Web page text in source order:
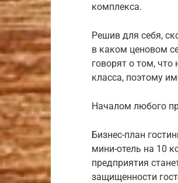
комплекса.
Решив для себя,
в каком ценовом
говорят о том,
класса, поэтому
Началом любого
Бизнес-план
мини-отель на 10
предприятия
защищенности